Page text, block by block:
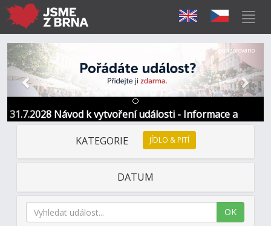
31.7.2028 Návod k vytvoření události - Informace a
kontakt
Předchozí Další
Sponzorováno
KATEGORIE JÍDLO & PITÍ
DATUM
OK